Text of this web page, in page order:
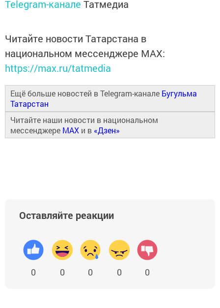
Telegram-канале Татмедиа
Читайте новости Татарстана в
национальном мессенджере MАХ:
https://max.ru/tatmedia
Ещё больше новостей в Telegram-канале Бугульма
Татарстан
Читайте наши новости в национальном
мессенджере MAX и в «Дзен»
Оставляйте реакции
0 0 0 0 0